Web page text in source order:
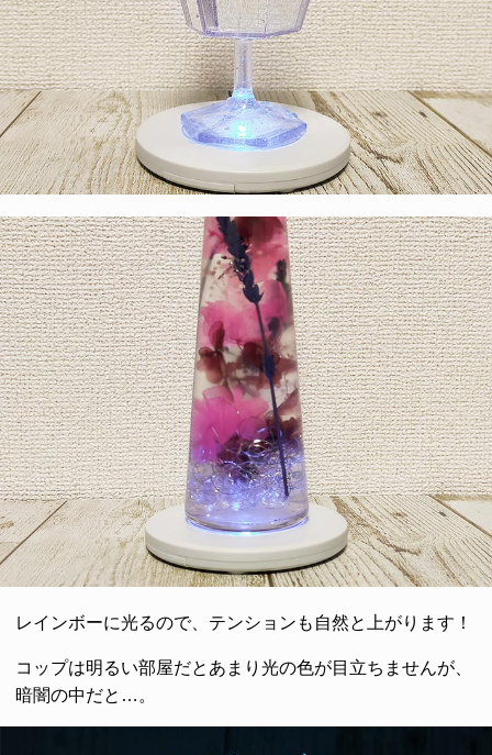
レインボーに光るので、テンションも自然と上がります！
コップは明るい部屋だとあまり光の色が目立ちませんが、
暗闇の中だと…。